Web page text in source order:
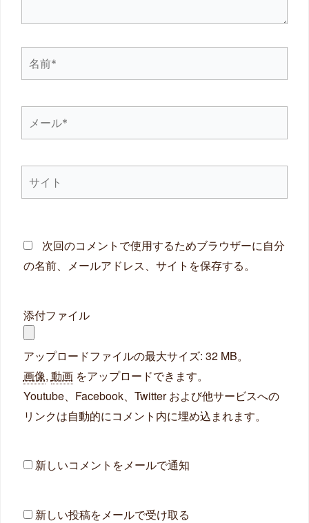
前
ー
イ
次回のコメントで使用するためブラウザーに自分
の名前、メールアドレス、サイトを保存する。
添付ファイル
アップロードファイルの最大サイズ: 32 MB。
画像, 動画をアップロードできます。
Youtube、Facebook、Twitter および他サービスへの
リンクは自動的にコメント内に埋め込まれます。
新しいコメントをメールで通知
新しい投稿をメールで受け取る